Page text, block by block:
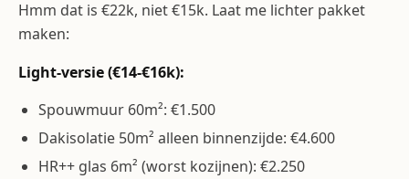
Hmm dat is €22k, niet €15k. Laat me lichter pakket
maken:
Light-versie (€14-€16k):
Spouwmuur 60m²: €1.500
Dakisolatie 50m² alleen binnenzijde: €4.600
HR++ glas 6m² (worst kozijnen): €2.250